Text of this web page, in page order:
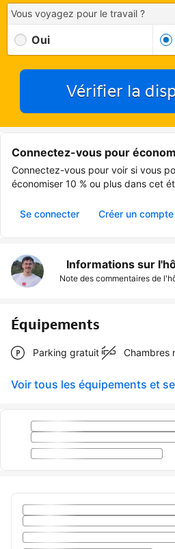
Vous voyagez pour le travail ?
Oui
Vérifier la
Connectez-vous pour
Connectez-vous pour voir si vous
économiser 10 % ou plus dans cet
Se connecter Créer un
Informations sur
Note des commentaires de
Équipements
Parking gratuit Chambres
Voir tous les équipements et